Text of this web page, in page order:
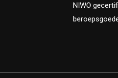
NIWO